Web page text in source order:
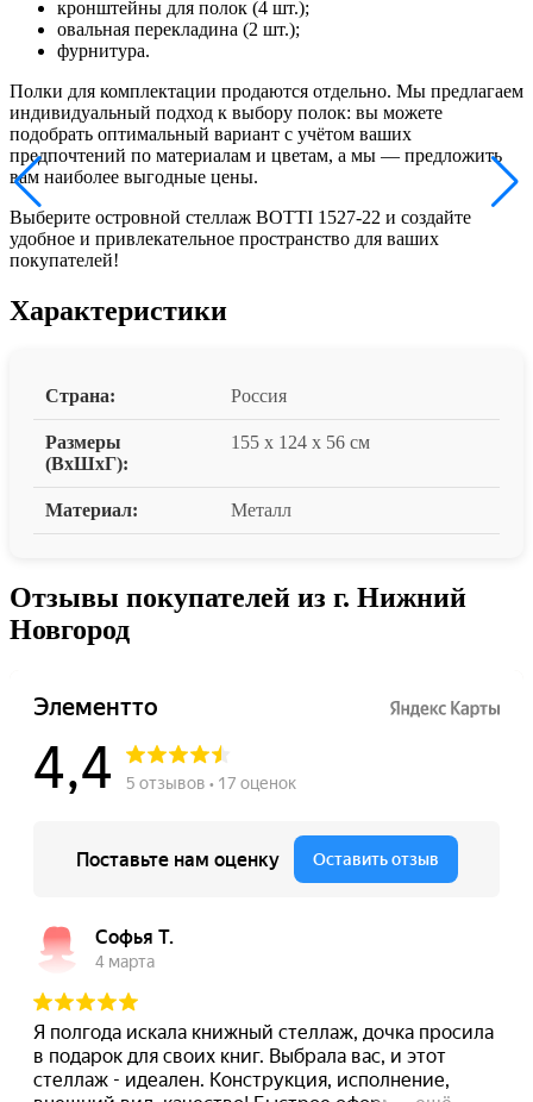
кронштейны для полок (4 шт.);
овальная перекладина (2 шт.);
фурнитура.
Полки для комплектации продаются отдельно. Мы предлагаем
индивидуальный подход к выбору полок: вы можете
подобрать оптимальный вариант с учётом ваших
предпочтений по материалам и цветам, а мы — предложить
вам наиболее выгодные цены.
Выберите островной стеллаж BOTTI 1527-22 и создайте
удобное и привлекательное пространство для ваших
покупателей!
Характеристики
Страна: Россия
Размеры
(ВxШxГ):
155 x 124 x 56 см
Материал: Металл
Отзывы покупателей из г. Нижний
Новгород